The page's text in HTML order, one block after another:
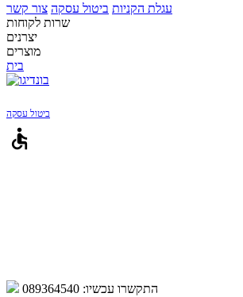
עגלת הקניות ביטול עסקה צור קשר
שרות לקוחות
יצרנים
מוצרים
בית
ביטול עסקה
accessible
התקשרו עכשיו: 089364540